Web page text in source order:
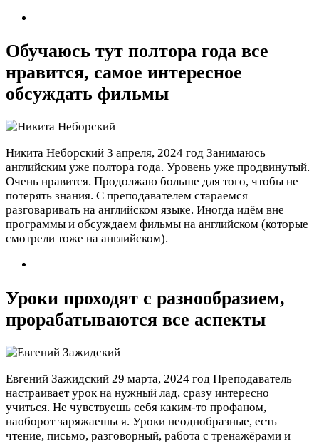
Обучаюсь тут полтора года все
нравится, самое интересное
обсуждать фильмы
Никита Неборский 3 апреля, 2024 год Занимаюсь
английским уже полтора года. Уровень уже продвинутый.
Очень нравится. Продолжаю больше для того, чтобы не
потерять знания. С преподавателем стараемся
разговаривать на английском языке. Иногда идём вне
программы и обсуждаем фильмы на английском (которые
смотрели тоже на английском).
Уроки проходят с разнообразием,
прорабатываются все аспекты
Евгений Зажидский 29 марта, 2024 год Преподаватель
настраивает урок на нужный лад, сразу интересно
учиться. Не чувствуешь себя каким-то профаном,
наоборот заряжаешься. Уроки неоднобразные, есть
чтение, письмо, разговорный, работа с тренажёрами и